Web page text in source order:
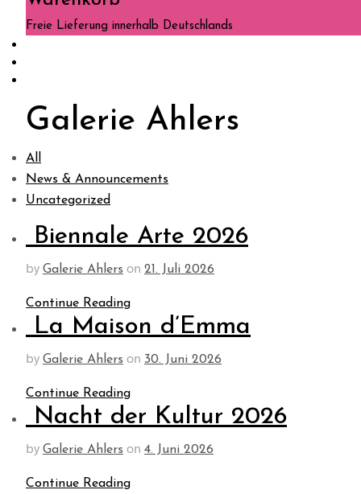
Freie Lieferung innerhalb Deutschlands
Galerie Ahlers
All
News & Announcements
Uncategorized
Biennale Arte 2026
by Galerie Ahlers on 21. Juli 2026
Continue Reading
La Maison d’Emma
by Galerie Ahlers on 30. Juni 2026
Continue Reading
Nacht der Kultur 2026
by Galerie Ahlers on 4. Juni 2026
Continue Reading